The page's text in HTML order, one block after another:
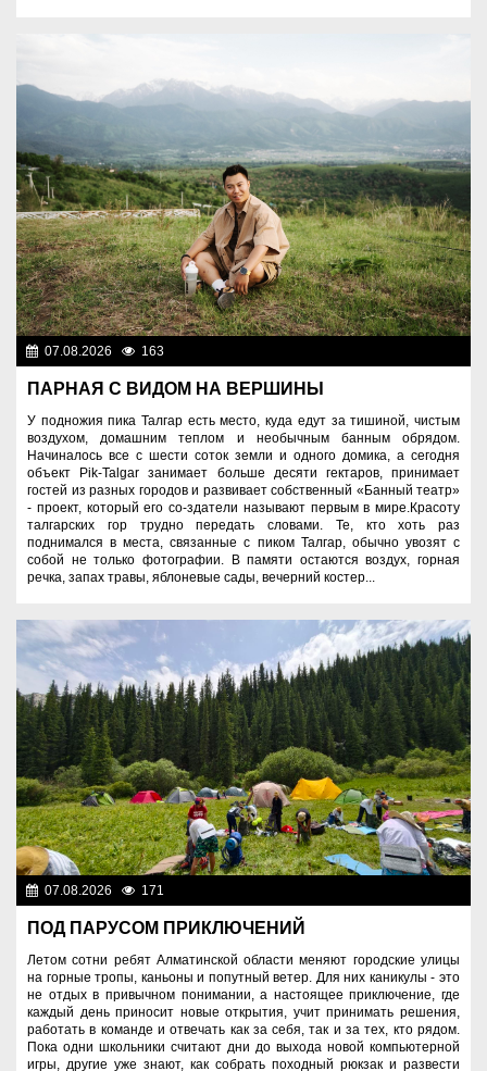
07.08.2026 163
ПАРНАЯ С ВИДОМ НА ВЕРШИНЫ
У подножия пика Талгар есть место, куда едут за тишиной, чистым
воздухом, домашним теплом и необычным банным обрядом.
Начиналось все с шести соток земли и одного домика, а сегодня
объект Pik-Talgar занимает больше десяти гектаров, принимает
гостей из разных городов и развивает собственный «Банный театр»
- проект, который его со-здатели называют первым в мире.Красоту
талгарских гор трудно передать словами. Те, кто хоть раз
поднимался в места, связанные с пиком Талгар, обычно увозят с
собой не только фотографии. В памяти остаются воздух, горная
речка, запах травы, яблоневые сады, вечерний костер...
07.08.2026 171
ПОД ПАРУСОМ ПРИКЛЮЧЕНИЙ
Летом сотни ребят Алматинской области меняют городские улицы
на горные тропы, каньоны и попутный ветер. Для них каникулы - это
не отдых в привычном понимании, а настоящее приключение, где
каждый день приносит новые открытия, учит принимать решения,
работать в команде и отвечать как за себя, так и за тех, кто рядом.
Пока одни школьники считают дни до выхода новой компьютерной
игры, другие уже знают, как собрать походный рюкзак и развести